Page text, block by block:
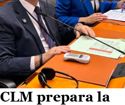
CLM prepara la